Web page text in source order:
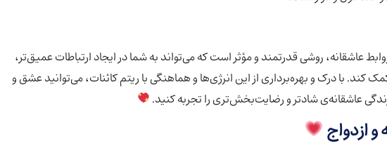
عاشقانه، روشی قدرتمند و مؤثر است که می‌تواند به شما در ایجاد ارتباطات عمیق‌تر،
کند. با درک و بهره‌برداری از این انرژی‌ها و هماهنگی با ریتم کائنات، می‌توانید عشق و
عاشقانه‌ی شادتر و رضایت‌بخش‌تری را تجربه کنید.
ازدواج